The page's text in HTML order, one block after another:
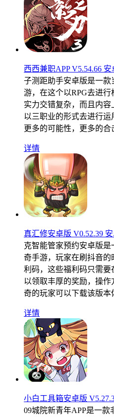
西西兼职APP V5.54.66
子测距助手安卓版是一
游，在这个以RPG去进
实力交错复杂，而且内
以三职业的形式去进行
更多的可能性，更多的合
详情
真汇修安卓版 V0.52.39
克智能管家预约安卓版
奇手游，玩家在刷抖音
利码，这些福利码只需
以领取丰厚的奖励，操
奇的玩家可以下载该版本
详情
小白工具箱安卓版
09城院新青年APP是一款